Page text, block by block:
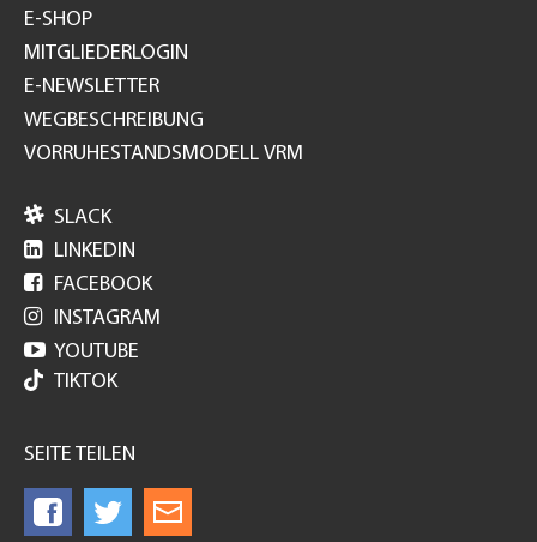
E-SHOP
MITGLIEDERLOGIN
E-NEWSLETTER
WEGBESCHREIBUNG
VORRUHESTANDSMODELL VRM
 SLACK
 LINKEDIN
 FACEBOOK
 INSTAGRAM
 YOUTUBE
TIKTOK
SEITE TEILEN